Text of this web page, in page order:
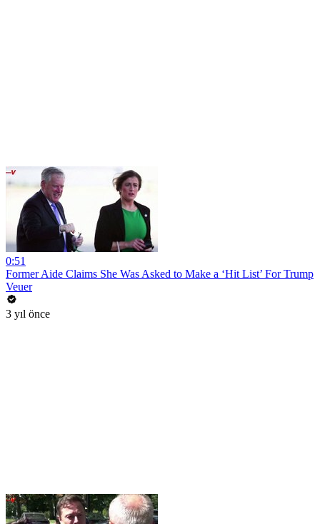
0:51
Former Aide Claims She Was Asked to Make a ‘Hit List’ For Trump
Veuer
3 yıl önce